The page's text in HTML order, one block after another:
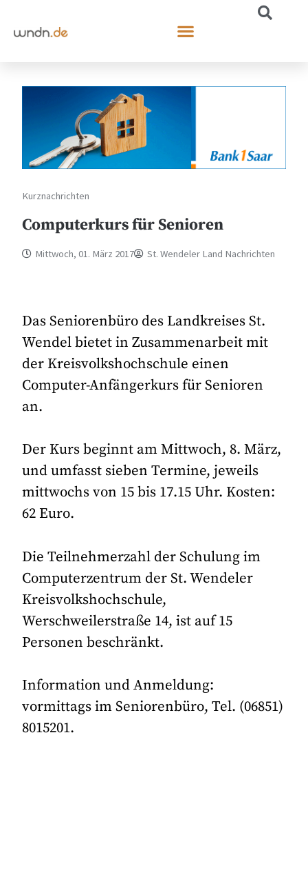
Kurznachrichten
Computerkurs für Senioren
Mittwoch, 01. März 2017 St. Wendeler Land Nachrichten
Das Seniorenbüro des Landkreises St.
Wendel bietet in Zusammenarbeit mit
der Kreisvolkshochschule einen
Computer-Anfängerkurs für Senioren
an.
Der Kurs beginnt am Mittwoch, 8. März,
und umfasst sieben Termine, jeweils
mittwochs von 15 bis 17.15 Uhr. Kosten:
62 Euro.
Die Teilnehmerzahl der Schulung im
Computerzentrum der St. Wendeler
Kreisvolkshochschule,
Werschweilerstraße 14, ist auf 15
Personen beschränkt.
Information und Anmeldung:
vormittags im Seniorenbüro, Tel. (06851)
8015201.